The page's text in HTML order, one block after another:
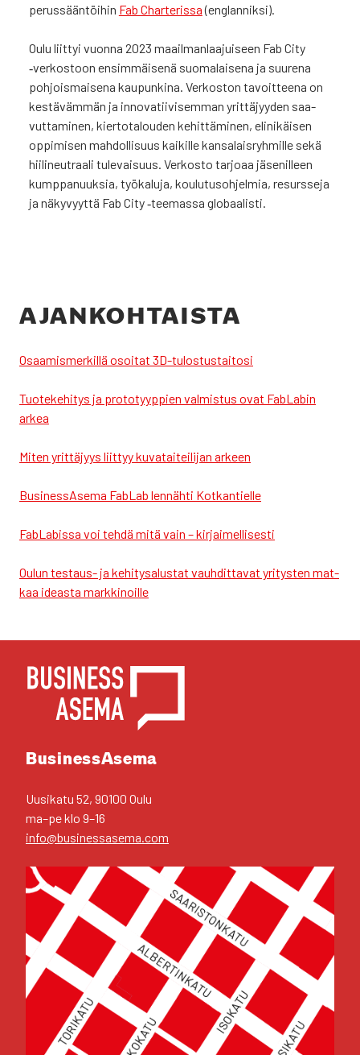
perus­sään­töi­hin Fab Char­te­ris­sa(englan­nik­si).
Oulu liit­tyi vuon­na 2023 maa­il­man­laa­jui­seen Fab City
‑ver­kos­toon ensim­mäi­se­nä suo­ma­lai­se­na ja suu­re­na
poh­jois­mai­se­na kau­pun­ki­na. Ver­kos­ton tavoit­tee­na on
kes­tä­väm­män ja inno­va­tii­vi­sem­man yrit­tä­jyy­den saa­
vut­ta­mi­nen, kier­to­ta­lou­den kehit­tä­mi­nen, eli­ni­käi­sen
oppi­mi­sen mah­dol­li­suus kai­kil­le kan­sa­lais­ryh­mil­le sekä
hii­li­neut­raa­li tule­vai­suus. Ver­kos­to tar­jo­aa jäse­nil­leen
kump­pa­nuuk­sia, työ­ka­lu­ja, kou­lu­tus­oh­jel­mia, resurs­se­ja
ja näky­vyyt­tä Fab City ‑tee­mas­sa glo­baa­lis­ti.
AJAN­KOH­TAIS­TA
Osaa­mis­mer­kil­lä osoi­tat 3D-tulos­tus­tai­to­si
Tuo­te­ke­hi­tys ja pro­to­tyyp­pien val­mis­tus ovat FabLa­bin
arkea
Miten yrit­tä­jyys liit­tyy kuva­tai­tei­li­jan arkeen
Business­Asema FabLab len­näh­ti Kot­kan­tiel­le
FabLa­bis­sa voi teh­dä mitä vain – kir­jai­mel­li­ses­ti
Oulun tes­taus- ja kehi­ty­sa­lus­tat vauh­dit­ta­vat yri­tys­ten mat­
kaa ideas­ta mark­ki­noil­le
YHTEYS­TIE­DOT
Business­Asema
Uusi­ka­tu 52, 90100 Oulu
ma–pe klo 9–16
info@businessasema.com